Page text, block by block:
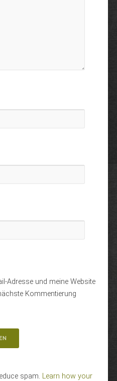
Adresse und meine Website
Kommentierung
spam. Learn how your